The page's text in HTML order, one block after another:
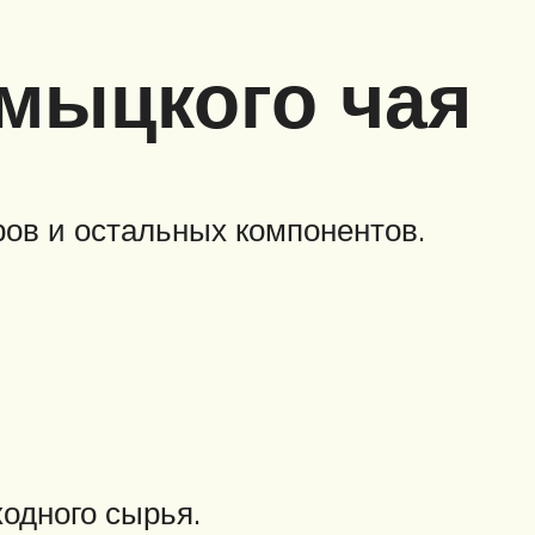
чая
и остальных компонентов.
сырья.